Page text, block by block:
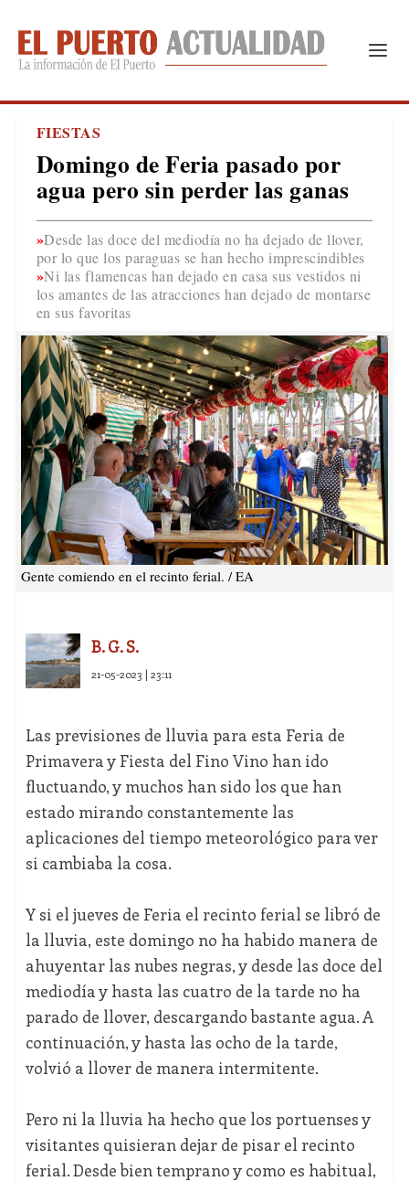
FIESTAS
Domingo de Feria pasado por
agua pero sin perder las ganas
Desde las doce del mediodía no ha dejado de llover,
por lo que los paraguas se han hecho imprescindibles
Ni las flamencas han dejado en casa sus vestidos ni
los amantes de las atracciones han dejado de montarse
en sus favoritas
Gente comiendo en el recinto ferial. / EA
B. G. S.
21-05-2023 | 23:11
Las previsiones de lluvia para esta Feria de
Primavera y Fiesta del Fino Vino han ido
fluctuando, y muchos han sido los que han
estado mirando constantemente las
aplicaciones del tiempo meteorológico para ver
si cambiaba la cosa.
Y si el jueves de Feria el recinto ferial se libró de
la lluvia, este domingo no ha habido manera de
ahuyentar las nubes negras, y desde las doce del
mediodía y hasta las cuatro de la tarde no ha
parado de llover, descargando bastante agua. A
continuación, y hasta las ocho de la tarde,
volvió a llover de manera intermitente.
Pero ni la lluvia ha hecho que los portuenses y
visitantes quisieran dejar de pisar el recinto
ferial. Desde bien temprano y como es habitual,